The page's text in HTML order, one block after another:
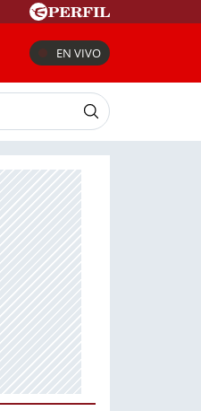
EN VIVO